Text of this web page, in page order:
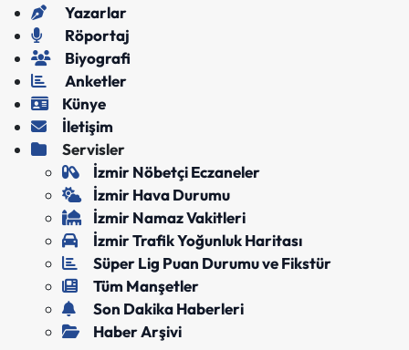
Yazarlar
Röportaj
Biyografi
Anketler
Künye
İletişim
Servisler
İzmir Nöbetçi Eczaneler
İzmir Hava Durumu
İzmir Namaz Vakitleri
İzmir Trafik Yoğunluk Haritası
Süper Lig Puan Durumu ve Fikstür
Tüm Manşetler
Son Dakika Haberleri
Haber Arşivi